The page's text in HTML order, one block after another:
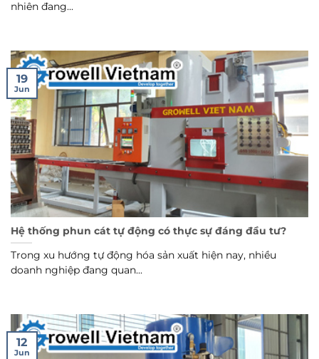
nhiên đang...
Hệ thống phun cát tự động có thực sự đáng đầu tư?
Trong xu hướng tự động hóa sản xuất hiện nay, nhiều
doanh nghiệp đang quan...
19
Jun
12
Jun